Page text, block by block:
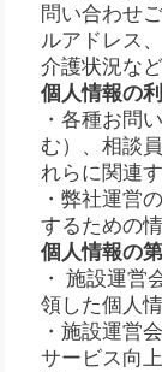
問い合わせ
ルアドレス
介護状況など
個人情報の
・各種お問
む）、相談
れらに関連
・弊社運営
するための
個人情報の
・ 施設運営
領した個人
・施設運営
サービス向